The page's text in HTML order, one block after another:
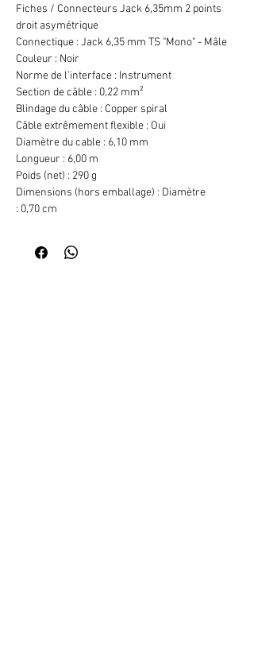
Fiches / Connecteurs Jack 6,35mm 2 points
droit asymétrique
Connectique : Jack 6,35 mm TS "Mono" - Mâle
Couleur : Noir
Norme de l'interface : Instrument
Section de câble : 0,22 mm²
Blindage du câble : Copper spiral
Câble extrêmement flexible : Oui
Diamètre du cable : 6,10 mm
Longueur : 6,00 m
Poids (net) : 290 g
Dimensions (hors emballage) : Diamètre
: 0,70 cm